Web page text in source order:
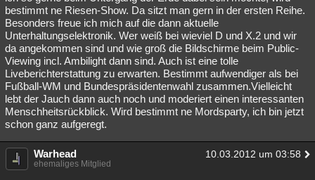
bestimmt ne Riesen-Show. Da sitzt man gern in der ersten Reihe.
Besonders freue ich mich auf die dann aktuelle
Unterhaltungselektronik. Wer weiß bei wieviel D und X.2 und wir
da angekommen sind und wie groß die Bildschirme beim Public-
Viewing incl. Ambilight dann sind. Auch ist eine tolle
Liveberichterstattung zu erwarten. Bestimmt aufwendiger als bei
Fußball-WM und Bundespräsidentenwahl zusammen.Vielleicht
lebt der Jauch dann auch noch und moderiert einen interessanten
Menschheitsrückblick. Wird bestimmt ne Mordsparty, ich bin jetzt
schon ganz aufgeregt.
Warhead 10.03.2012 um 03:58
ehemaliges Mitglied